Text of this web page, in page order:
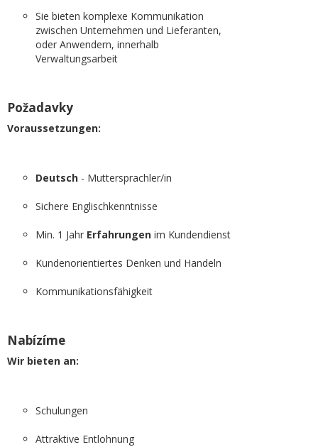
Sie bieten komplexe Kommunikation
zwischen Unternehmen und Lieferanten,
oder Anwendern, innerhalb
Verwaltungsarbeit
Požadavky
Voraussetzungen:
Deutsch - Muttersprachler/in
Sichere Englischkenntnisse
Min. 1 Jahr Erfahrungen im Kundendienst
Kundenorientiertes Denken und Handeln
Kommunikationsfähigkeit
Nabízíme
Wir bieten an:
Schulungen
Attraktive Entlohnung